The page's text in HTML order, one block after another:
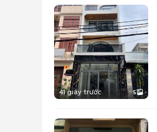
41 giây trước 5